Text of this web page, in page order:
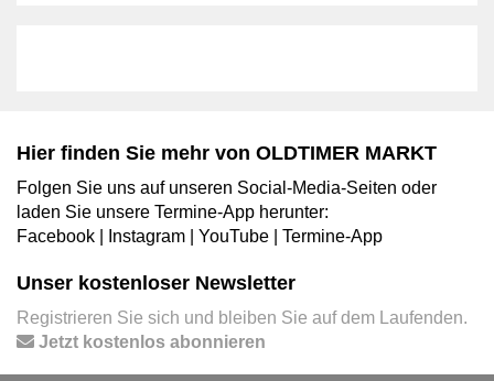
Hier finden Sie mehr von OLDTIMER MARKT
Folgen Sie uns auf unseren Social-Media-Seiten oder
laden Sie unsere Termine-App herunter:
Facebook
Instagram YouTube Termine-App
Unser kostenloser Newsletter
Registrieren Sie sich und bleiben Sie auf dem Laufenden.
Jetzt kostenlos abonnieren